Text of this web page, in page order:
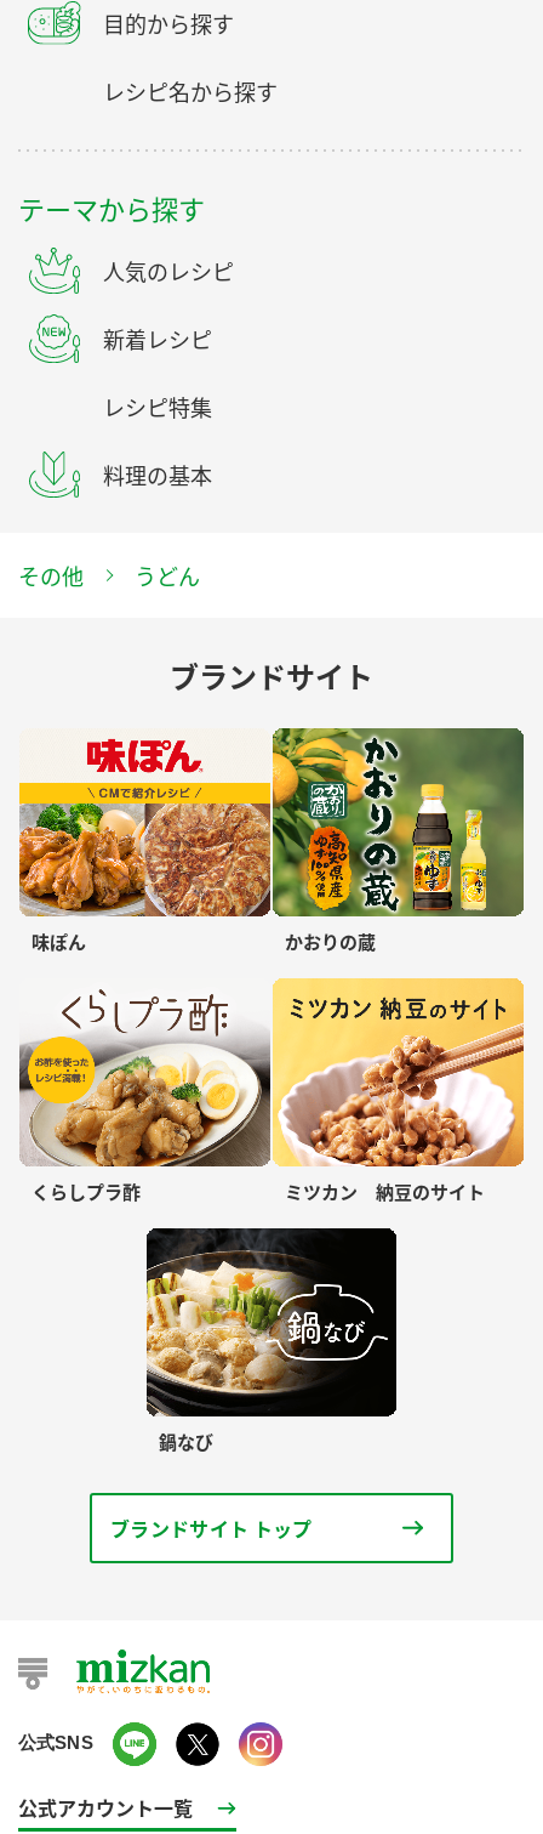
目的から探す
レシピ名から探す
テーマから探す
人気のレシピ
新着レシピ
レシピ特集
料理の基本
その他 うどん
ブランドサイト
味ぽん かおりの蔵
くらしプラ酢 ミツカン 納豆のサイト
鍋なび
ブランドサイト トップ
公式SNS
公式アカウント一覧